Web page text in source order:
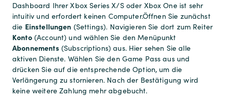
Dashboard Ihrer Xbox Series X/S oder Xbox One ist sehr
intuitiv und erfordert keinen Computer.Öffnen Sie zunächst
die Einstellungen (Settings). Navigieren Sie dort zum Reiter
Konto(Account) und wählen Sie den Menüpunkt
Abonnements (Subscriptions) aus. Hier sehen Sie alle
aktiven Dienste. Wählen Sie den Game Pass aus und
drücken Sie auf die entsprechende Option, um die
Verlängerung zu stornieren. Nach der Bestätigung wird
keine weitere Zahlung mehr abgebucht.